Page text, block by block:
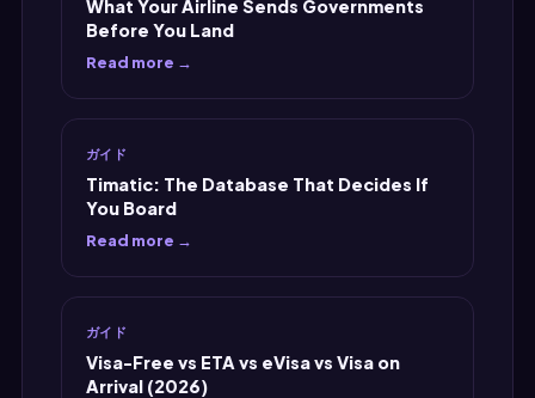
What Your Airline Sends Governments
Before You Land
Read more →
ガイド
Timatic: The Database That Decides If
You Board
Read more →
ガイド
Visa-Free vs ETA vs eVisa vs Visa on
Arrival (2026)